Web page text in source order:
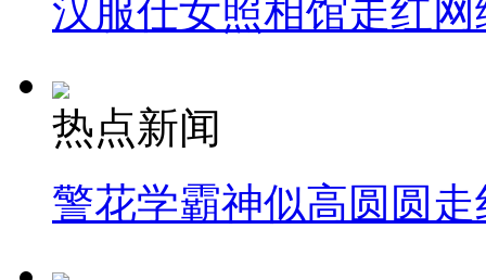
汉服仕女照相馆走红网
热点新闻
警花学霸神似高圆圆走